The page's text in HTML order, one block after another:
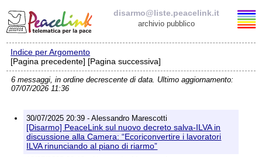
disarmo@liste.peacelink.it
archivio pubblico
Elenco delle liste
disarmo@liste.peacelink.it
Policy delle liste di PeaceLink
Indice per Argomento
[Pagina precedente] [Pagina successiva]
6 messaggi, in ordine decrescente di data. Ultimo aggiornamento:
07/07/2026 11:36
30/07/2025 20:39 - Alessandro Marescotti
[Disarmo] PeaceLink sul nuovo decreto salva-ILVA in
discussione alla Camera: “Ecoriconvertire i lavoratori
ILVA rinunciando al piano di riarmo”